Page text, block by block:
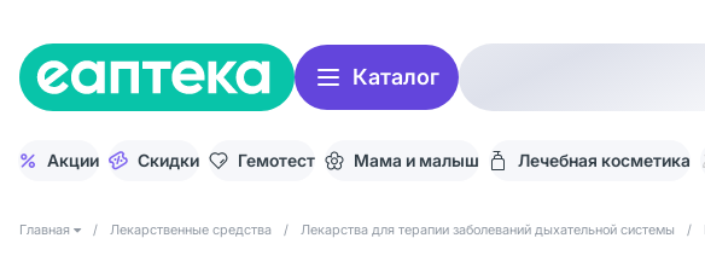
Каталог
Акции Скидки Гемотест Мама и малыш Лечебная косметика
Главная / Лекарственные средства / Лекарства для терапии заболеваний дыхательной системы /